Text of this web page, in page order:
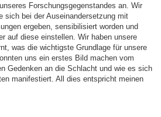
Forschungsgegenstandes an. Wir
sich bei der Auseinandersetzung mit
ergeben, sensibilisiert worden und
auf diese einstellen. Wir haben unsere
was die wichtigste Grundlage für unsere
uns ein erstes Bild machen vom
Gedenken an die Schlacht und wie es sich
manifestiert. All dies entspricht meinen